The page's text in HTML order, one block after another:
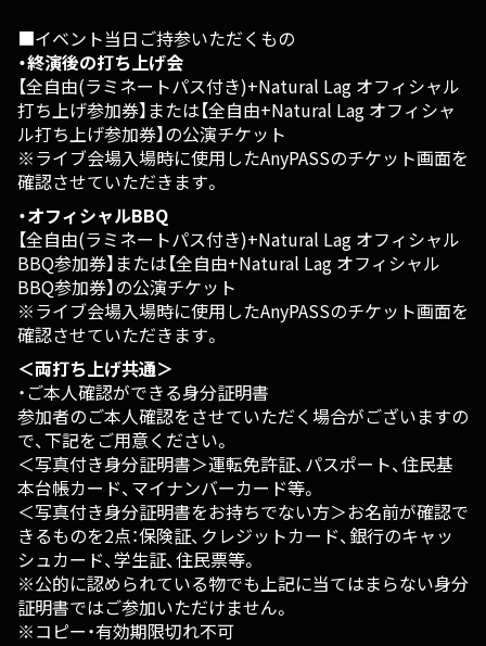
■イベント当日ご持参いただくもの
・終演後の打ち上げ会
【全自由(ラミネートパス付き)+Natural Lag オフィシャル
打ち上げ参加券】または【全自由+Natural Lag オフィシャ
ル打ち上げ参加券】の公演チケット
※ライブ会場入場時に使用したAnyPASSのチケット画面を
確認させていただきます。
・オフィシャルBBQ
【全自由(ラミネートパス付き)+Natural Lag オフィシャル
BBQ参加券】または【全自由+Natural Lag オフィシャル
BBQ参加券】の公演チケット
※ライブ会場入場時に使用したAnyPASSのチケット画面を
確認させていただきます。
＜両打ち上げ共通＞
・ご本人確認ができる身分証明書
参加者のご本人確認をさせていただく場合がございますの
で、下記をご用意ください。
＜写真付き身分証明書＞運転免許証、パスポート、住民基
本台帳カード、マイナンバーカード等。
＜写真付き身分証明書をお持ちでない方＞お名前が確認で
きるものを2点：保険証、クレジットカード、銀行のキャッ
シュカード、学生証、住民票等。
※公的に認められている物でも上記に当てはまらない身分
証明書ではご参加いただけません。
※コピー・有効期限切れ不可